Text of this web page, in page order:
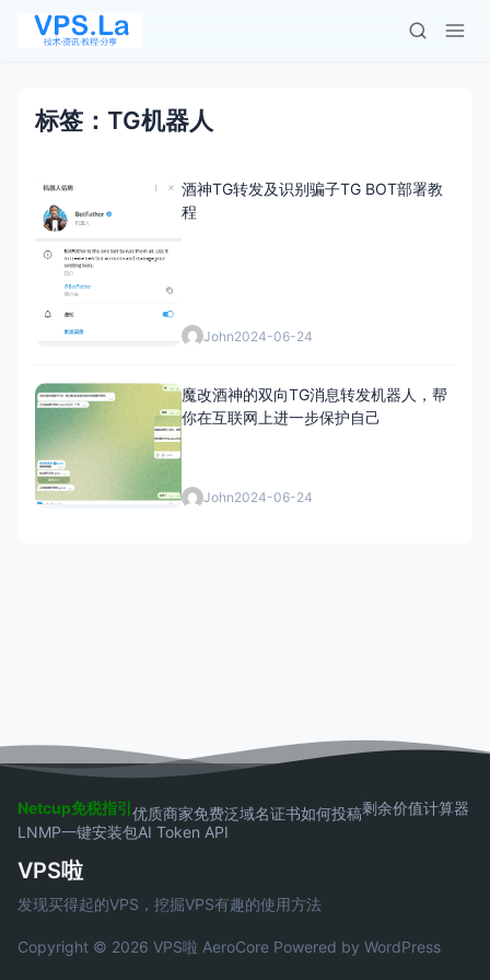
标签：TG机器人
酒神TG转发及识别骗子TG BOT部署教
程
John2024-06-24
魔改酒神的双向TG消息转发机器人，帮
你在互联网上进一步保护自己
John2024-06-24
Netcup免税指引优质商家免费泛域名证书如何投稿剩余价值计算器
LNMP一键安装包AI Token API
VPS啦
发现买得起的VPS，挖掘VPS有趣的使用方法
Copyright © 2026 VPS啦 AeroCore Powered by WordPress